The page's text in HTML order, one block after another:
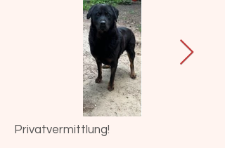
Privatvermittlung!